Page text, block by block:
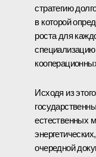
стратегию
в которой
роста для
Исходя из
естественных
очередной